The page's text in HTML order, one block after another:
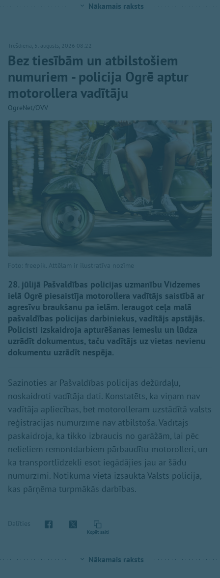
Nākamais raksts
Trešdiena, 5. augusts, 2026 08:22
Bez tiesībām un atbilstošiem
numuriem - policija Ogrē aptur
motorollera vadītāju
OgreNet/OVV
Foto: freepik. Attēlam ir ilustratīva nozīme
28. jūlijā Pašvaldības policijas uzmanību Vidzemes
ielā Ogrē piesaistīja motorollera vadītājs saistībā ar
agresīvu braukšanu pa ielām. Ieraugot ceļa malā
pašvaldības policijas darbiniekus, vadītājs apstājās.
Policisti izskaidroja apturēšanas iemeslu un lūdza
uzrādīt dokumentus, taču vadītājs uz vietas nevienu
dokumentu uzrādīt nespēja.
Sazinoties ar Pašvaldības policijas dežūrdaļu,
noskaidroti vadītāja dati. Konstatēts, ka viņam nav
vadītāja apliecības, bet motorolleram uzstādītā valsts
reģistrācijas numurzīme nav atbilstoša. Vadītājs
paskaidroja, ka tikko izbraucis no garāžām, lai pēc
nelieliem remontdarbiem pārbaudītu motorolleri, un
ka transportlīdzekli esot iegādājies jau ar šādu
numurzīmi. Notikuma vietā izsaukta Valsts policija,
kas pārņēma turpmākās darbības.
Dalīties
Kopēt saiti
Nākamais raksts